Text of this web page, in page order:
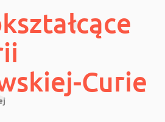
Curie